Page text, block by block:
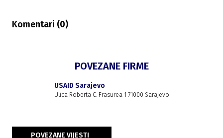
Komentari (0)
POVEZANE FIRME
USAID Sarajevo
Ulica Roberta C. Frasurea 1 71000 Sarajevo
POVEZANE VIJESTI